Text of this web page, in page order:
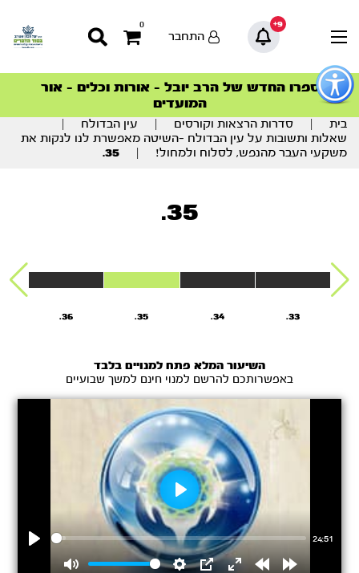
כפתור
לפתיחת
תפריט
9+
0
התחבר
סדרות הפודקאסטים
הסדרה המובילה החודש – דרך המלך
ספרו החדש של הרב יובל – אורות וכלים – אור
המועדים
הצטרפו למהפכת הבריאות הטבעית >
סדרות הפודקאסטים
הסדרה המובילה החודש – דרך המלך
תוכן
מרכזי
בית סדרות הרצאות וקורסים עין הבדולח
שאלות ותשובות על עין הבדולח -השיטה מאפשרת לנו לנקות את
משקעי העבר מהנפש, לסלוח ולמחול!
35.
35.
33.
34.
35.
36.
השיעור המלא פתח למנויים בלבד
באפשרותכם להרשם למנוי חינם למשך שבועיים
24:51
Play